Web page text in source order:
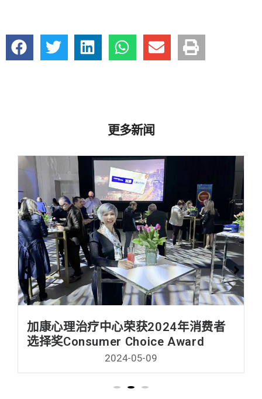
更多新闻
加康心理治疗中心荣获2024年消费者
选择奖Consumer Choice Award
2024-05-09